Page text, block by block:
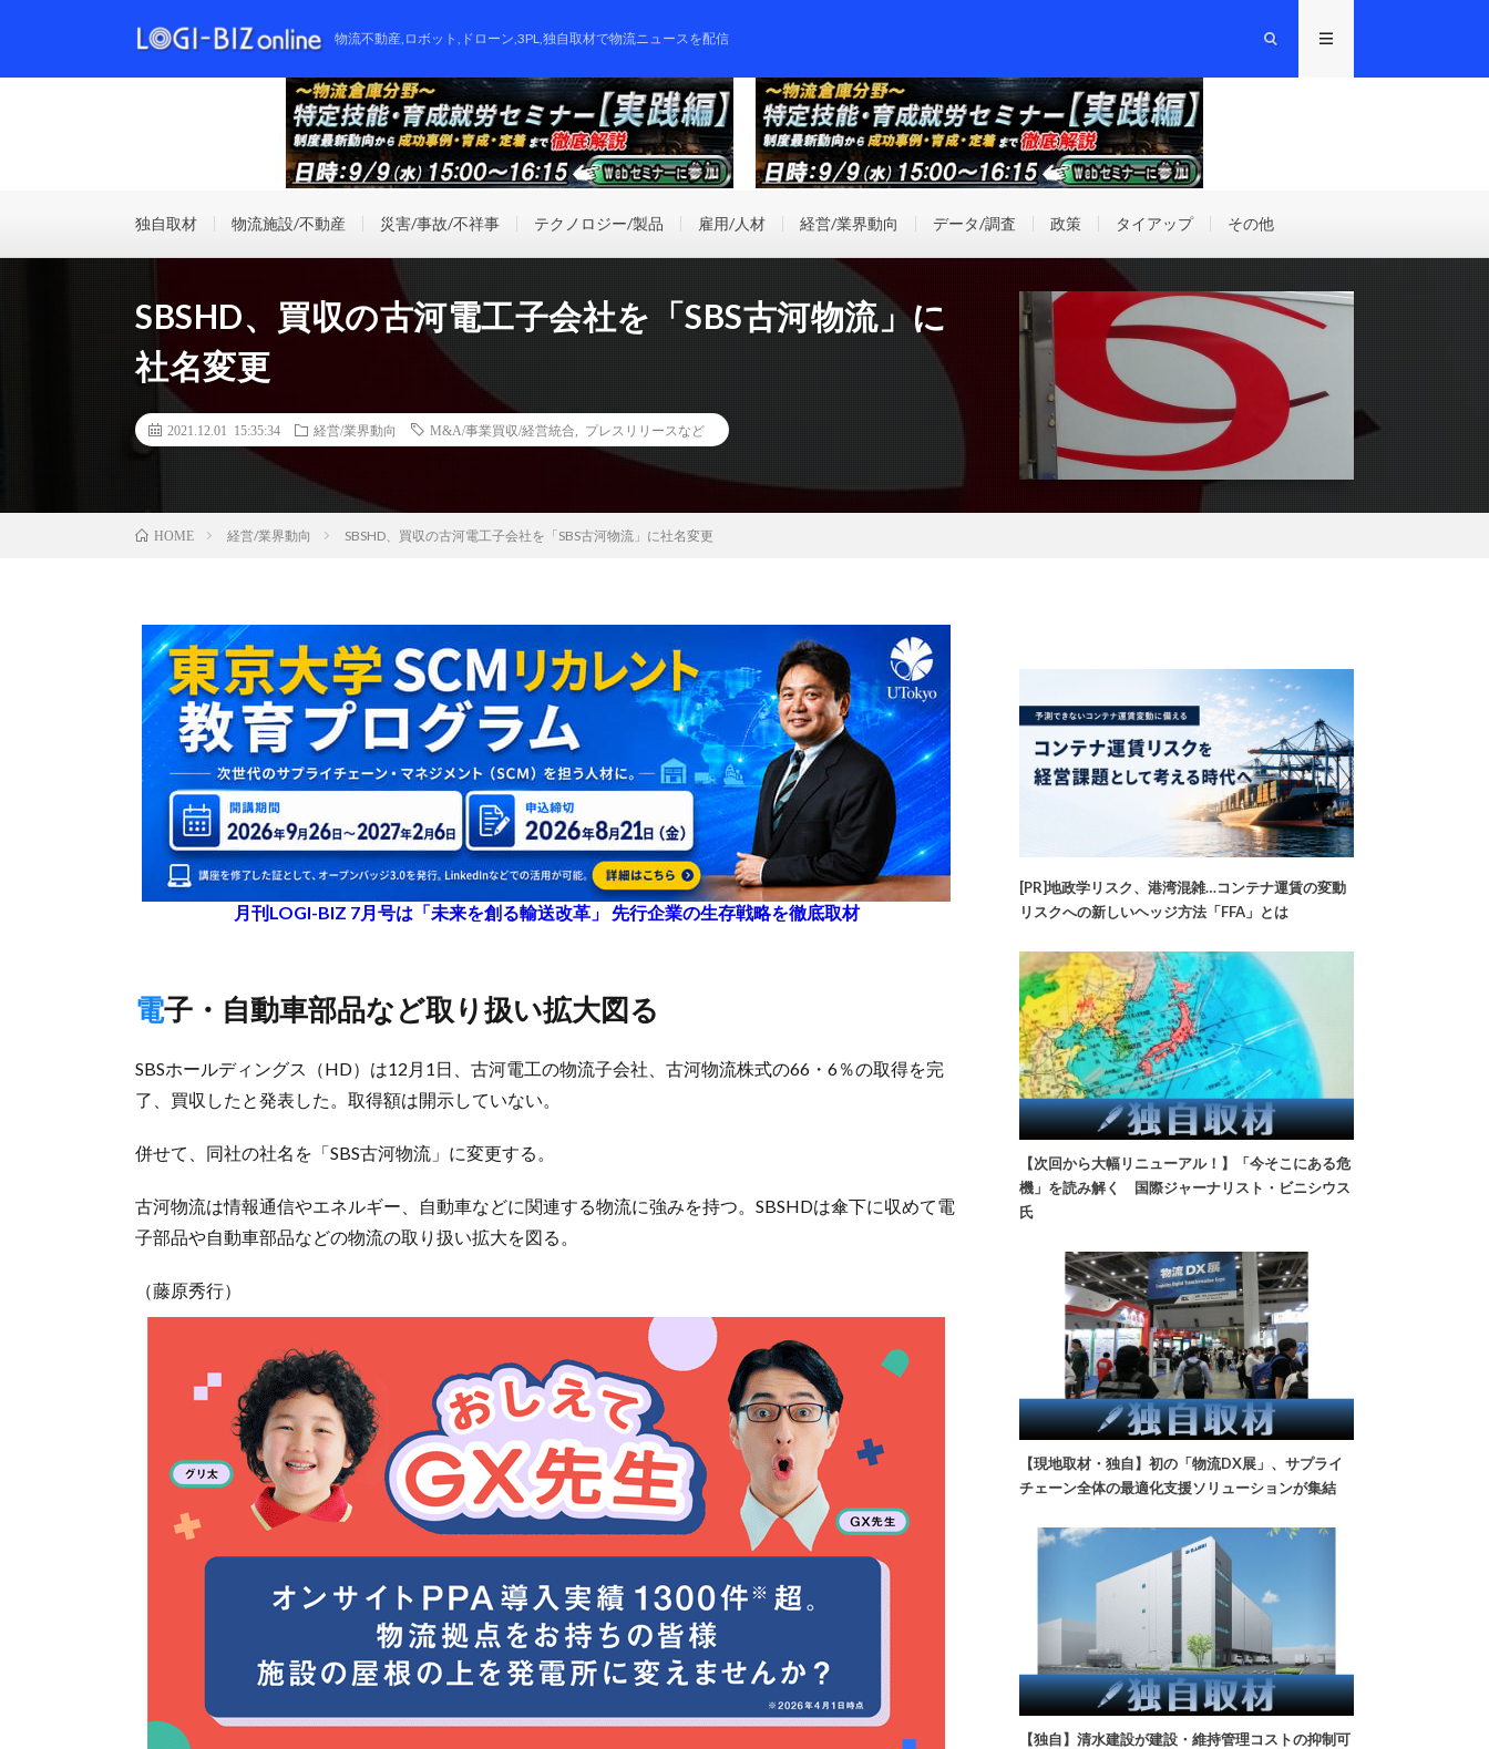
物流不動産,ロボット,ドローン,3PL,独自取材で物流ニュースを配信
独自取材 物流施設/不動産 災害/事故/不祥事 テクノロジー/製品 雇用/人材 経営/業界動向 データ/調査 政策 タイアップ その他
SBSHD、買収の古河電工子会社を「SBS古河物流」に
社名変更
2021.12.01 15:35:34 経営/業界動向 M&A/事業買収/経営統合 プレスリリースなど
HOME 経営/業界動向 SBSHD、買収の古河電工子会社を「SBS古河物流」に社名変更
月刊LOGI-BIZ 7月号は「未来を創る輸送改革」 先行企業の生存戦略を徹底取材
電子・自動車部品など取り扱い拡大図る
SBSホールディングス（HD）は12月1日、古河電工の物流子会社、古河物流株式の66・6％の取得を完
了、買収したと発表した。取得額は開示していない。
併せて、同社の社名を「SBS古河物流」に変更する。
古河物流は情報通信やエネルギー、自動車などに関連する物流に強みを持つ。SBSHDは傘下に収めて電
子部品や自動車部品などの物流の取り扱い拡大を図る。
（藤原秀行）
[PR]地政学リスク、港湾混雑…コンテナ運賃の変動
リスクへの新しいヘッジ方法「FFA」とは
【次回から大幅リニューアル！】「今そこにある危
機」を読み解く 国際ジャーナリスト・ビニシウス
氏
【現地取材・独自】初の「物流DX展」、サプライ
チェーン全体の最適化支援ソリューションが集結
【独自】清水建設が建設・維持管理コストの抑制可